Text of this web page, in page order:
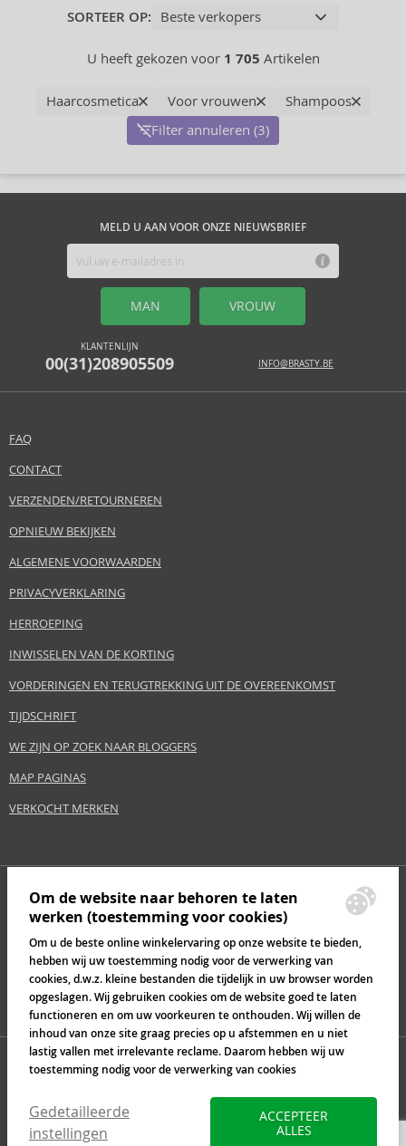
SORTEER OP:
U heeft gekozen voor 1 705 Artikelen
Haarcosmetica Voor vrouwen
Shampoos
Filter annuleren (3)
MELD U AAN VOOR ONZE NIEUWSBRIEF
MAN VROUW
KLANTENLIJN
00(31)208905509 INFO@BRASTY.BE
FAQ
CONTACT
VERZENDEN/RETOURNEREN
OPNIEUW BEKIJKEN
ALGEMENE VOORWAARDEN
PRIVACYVERKLARING
HERROEPING
INWISSELEN VAN DE KORTING
VORDERINGEN EN TERUGTREKKING UIT DE OVEREENKOMST
TIJDSCHRIFT
WE ZIJN OP ZOEK NAAR BLOGGERS
MAP PAGINAS
VERKOCHT MERKEN
Om de website naar behoren te laten
werken (toestemming voor cookies)
Om u de beste online winkelervaring op onze website te bieden,
hebben wij uw toestemming nodig voor de verwerking van
cookies, d.w.z. kleine bestanden die tijdelijk in uw browser worden
opgeslagen. Wij gebruiken cookies om de website goed te laten
functioneren en om uw voorkeuren te onthouden. Wij willen de
inhoud van onze site graag precies op u afstemmen en u niet
lastig vallen met irrelevante reclame. Daarom hebben wij uw
toestemming nodig voor de verwerking van cookies
Gedetailleerde
instellingen
ACCEPTEER
ALLES